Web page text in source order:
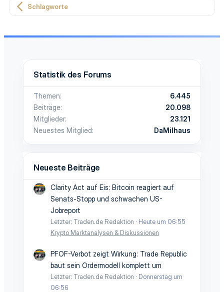
Schlagworte
Statistik des Forums
Themen
6.445
Beiträge
20.098
Mitglieder
23.121
Neuestes Mitglied
DaMilhaus
Neueste Beiträge
Clarity Act auf Eis: Bitcoin reagiert auf
Senats-Stopp und schwachen US-
Jobreport
Letzter: Traden.de Redaktion
Heute um 06:55
Krypto Marktanalysen & Diskussionen
PFOF-Verbot zeigt Wirkung: Trade Republic
baut sein Ordermodell komplett um
Letzter: Traden.de Redaktion
Donnerstag um
06:56